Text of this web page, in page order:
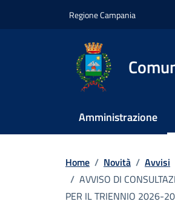
Regione Campania
Amministrazione
Home / Novità / Avvisi
/ AVVISO DI
PER IL TRIENNIO 2026-